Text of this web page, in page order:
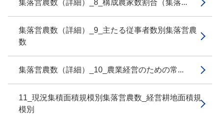
集落営農数（詳細）_8_構成農家数割合（集落...
集落営農数（詳細）_9_主たる従事者数別集落営農
数
集落営農数（詳細）_10_農業経営のための常...
11_現況集積面積規模別集落営農数_経営耕地面積規
模別